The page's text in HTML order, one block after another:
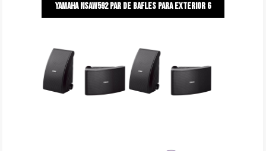
Yamaha NSAW592 Par de bafles para exterior 6